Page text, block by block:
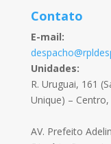
Contato
E-mail:
Unidades:
R. Uruguai, 161
Unique) –
AV. Prefeito